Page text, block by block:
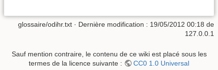
glossaire/odihr.txt · Dernière modification : 19/05/2012 00:18 de
127.0.0.1
Sauf mention contraire, le contenu de ce wiki est placé sous les
termes de la licence suivante :
CC0 1.0 Universal